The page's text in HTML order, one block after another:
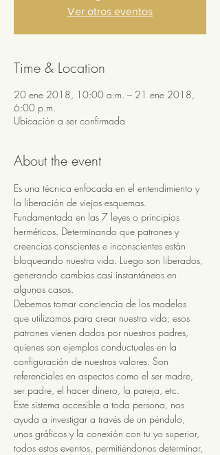
Ver otros eventos
Time & Location
20 ene 2018, 10:00 a.m. – 21 ene 2018,
6:00 p.m.
Ubicación a ser confirmada
About the event
Es una técnica enfocada en el entendimiento y
la liberación de viejos esquemas.
Fundamentada en las 7 leyes o principios
herméticos. Determinando que patrones y
creencias conscientes e inconscientes están
bloqueando nuestra vida. Luego son liberados,
generando cambios casi instantáneos en
algunos casos.
Debemos tomar conciencia de los modelos
que utilizamos para crear nuestra vida; esos
patrones vienen dados por nuestros padres,
quienes son ejemplos conductuales en la
configuración de nuestros valores. Son
referenciales en aspectos como el ser madre,
ser padre, el hacer dinero, la pareja, etc.
Este sistema accesible a toda persona, nos
ayuda a investigar a través de un péndulo,
unos gráficos y la conexión con tu yo superior,
todos estos eventos, permitiéndonos determinar,